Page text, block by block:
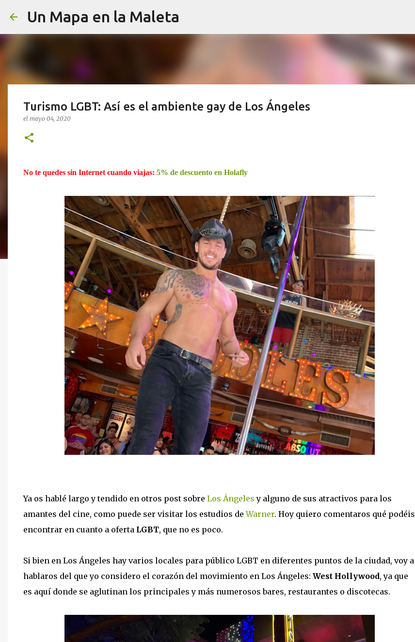
Un Mapa en la Maleta
Turismo LGBT: Así es el ambiente gay de Los Ángeles
el mayo 04, 2020
No te quedes sin Internet cuando viajas: 5% de descuento en Holafly
Ya os hablé largo y tendido en otros post sobre Los Ángeles y alguno de sus atractivos para los
amantes del cine, como puede ser visitar los estudios deWarner. Hoy quiero comentaros qué podéis
encontrar en cuanto a oferta LGBT, que no es poco.
Si bien en Los Ángeles hay varios locales para público LGBT en diferentes puntos de la ciudad, voy a
hablaros del que yo considero el corazón del movimiento en Los Ángeles: West Hollywood, ya que
es aquí donde se aglutinan los principales y más numerosos bares, restaurantes o discotecas.